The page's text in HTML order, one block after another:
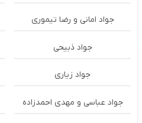
جواد امانی و رضا تیموری
جواد ذبیحی
جواد زیاری
جواد عباسی و مهدی احمدزاده